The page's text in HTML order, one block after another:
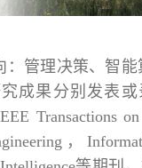
管理决策、智
果分别发表或
Transactions on
，